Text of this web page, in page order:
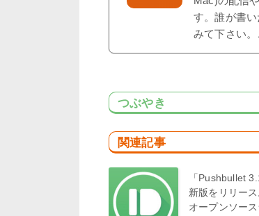
す。誰が書
みて下さい。
つぶやき
関連記事
「Pushbullet
新版をリリース
オープンソー